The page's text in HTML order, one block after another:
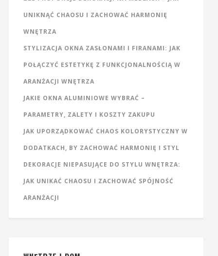
UNIKNĄĆ CHAOSU I ZACHOWAĆ HARMONIĘ
WNĘTRZA
STYLIZACJA OKNA ZASŁONAMI I FIRANAMI: JAK
POŁĄCZYĆ ESTETYKĘ Z FUNKCJONALNOŚCIĄ W
ARANŻACJI WNĘTRZA
JAKIE OKNA ALUMINIOWE WYBRAĆ –
PARAMETRY, ZALETY I KOSZTY ZAKUPU
JAK UPORZĄDKOWAĆ CHAOS KOLORYSTYCZNY W
DODATKACH, BY ZACHOWAĆ HARMONIĘ I STYL
DEKORACJE NIEPASUJĄCE DO STYLU WNĘTRZA:
JAK UNIKAĆ CHAOSU I ZACHOWAĆ SPÓJNOŚĆ
ARANŻACJI